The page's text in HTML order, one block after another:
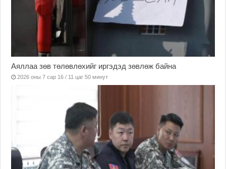
Аяллаа зөв төлөвлөхийг иргэдэд зөвлөж байна
2026 оны 7 сар 16 / 11 цаг 50 минут